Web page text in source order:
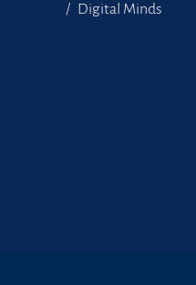
Digital Minds